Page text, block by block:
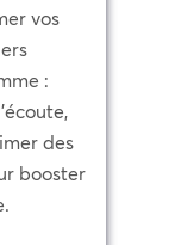
vos
:
des
booster